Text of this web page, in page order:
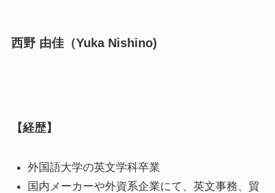
西野 由佳（Yuka Nishino)
【経歴】
外国語大学の英文学科卒業
国内メーカーや外資系企業にて、英文事務、貿